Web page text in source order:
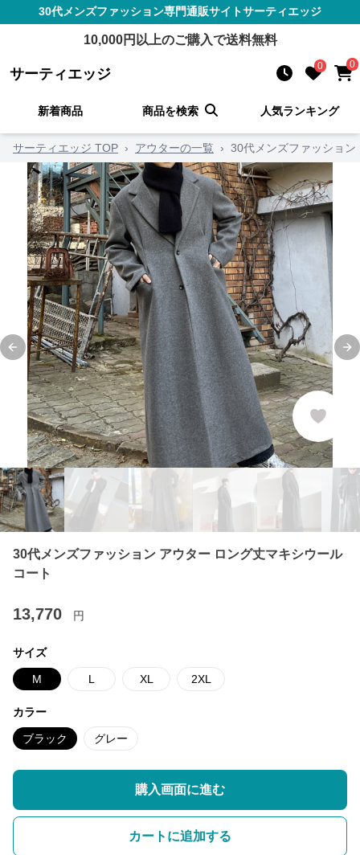
30代メンズファッション専門通販サイトサーティエッジ
10,000円以上のご購入で送料無料
サーティエッジ 0 0
新着商品 商品を検索 人気ランキング
サーティエッジ TOP › アウターの一覧 › 30代メンズファッショ
Previous slide
30代メンズファッション アウター ロング丈マキシウール
コート
13,770 円
サイズ
M L XL 2XL
カラー
ブラック グレー
購入画面に進む
カートに追加する